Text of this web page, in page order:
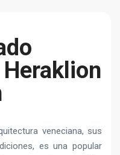
veneciana, sus
es una popular